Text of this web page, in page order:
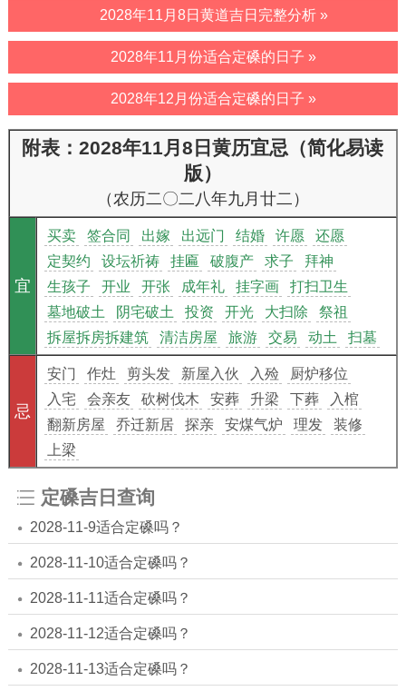
2028年11月8日黄道吉日完整分析 »
2028年11月份适合定磉的日子 »
2028年12月份适合定磉的日子 »
附表：2028年11月8日黄历宜忌（简化易读
版）
（农历二〇二八年九月廿二）
宜
买卖 签合同 出嫁 出远门 结婚 许愿
还愿
定契约
设坛祈祷 挂匾 破腹产 求子
拜神
生孩子
开业 开张 成年礼 挂字画
打扫卫生
墓地破土
阴宅破土 投资 开光 大扫除
祭祖
拆屋拆房拆建筑
清洁房屋 旅游 交易 动土 扫墓
忌
安门 作灶 剪头发 新屋入伙 入殓
厨炉移位
入宅
会亲友 砍树伐木 安葬 升梁 下葬
入棺
翻新房屋
乔迁新居 探亲 安煤气炉 理发
装修
上梁
定磉吉日查询
2028-11-9适合定磉吗？
2028-11-10适合定磉吗？
2028-11-11适合定磉吗？
2028-11-12适合定磉吗？
2028-11-13适合定磉吗？